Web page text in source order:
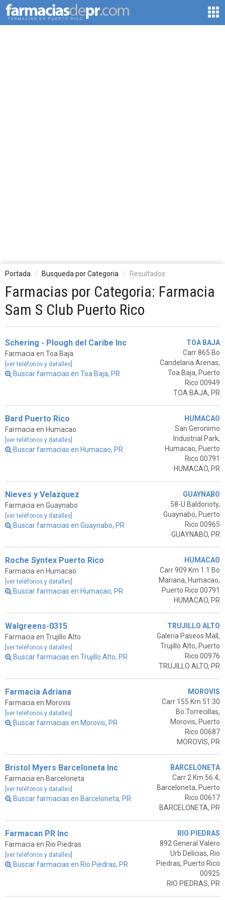
Portada Busqueda por Categoria Resultados
Farmacias por Categoria: Farmacia
Sam S Club Puerto Rico
Schering - Plough del Caribe Inc
Farmacia en Toa Baja
[ver teléfonos y datalles]
Buscar farmacias en Toa Baja, PR
TOA BAJA
Carr 865 Bo
Candelaria Arenas,
Toa Baja, Puerto
Rico 00949
TOA BAJA, PR
Bard Puerto Rico
Farmacia en Humacao
[ver teléfonos y datalles]
Buscar farmacias en Humacao, PR
HUMACAO
San Geronimo
Industrial Park,
Humacao, Puerto
Rico 00791
HUMACAO, PR
Nieves y Velazquez
Farmacia en Guaynabo
[ver teléfonos y datalles]
Buscar farmacias en Guaynabo, PR
GUAYNABO
58-U Baldorioty,
Guaynabo, Puerto
Rico 00965
GUAYNABO, PR
Roche Syntex Puerto Rico
Farmacia en Humacao
[ver teléfonos y datalles]
Buscar farmacias en Humacao, PR
HUMACAO
Carr 909 Km 1.1 Bo
Mariana, Humacao,
Puerto Rico 00791
HUMACAO, PR
Walgreens-0315
Farmacia en Trujillo Alto
[ver teléfonos y datalles]
Buscar farmacias en Trujillo Alto, PR
TRUJILLO ALTO
Galeria Paseos Mall,
Trujillo Alto, Puerto
Rico 00976
TRUJILLO ALTO, PR
Farmacia Adriana
Farmacia en Morovis
[ver teléfonos y datalles]
Buscar farmacias en Morovis, PR
MOROVIS
Carr 155 Km 51.30
Bo Torrecillas,
Morovis, Puerto
Rico 00687
MOROVIS, PR
Bristol Myers Barceloneta Inc
Farmacia en Barceloneta
[ver teléfonos y datalles]
Buscar farmacias en Barceloneta, PR
BARCELONETA
Carr 2 Km 56.4,
Barceloneta, Puerto
Rico 00617
BARCELONETA, PR
Farmacan PR Inc
Farmacia en Rio Piedras
[ver teléfonos y datalles]
Buscar farmacias en Rio Piedras, PR
RIO PIEDRAS
892 General Valero
Urb Delicias, Rio
Piedras, Puerto Rico
00925
RIO PIEDRAS, PR